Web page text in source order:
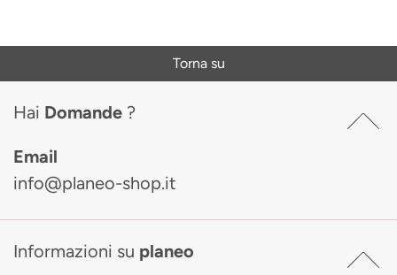
Torna su
Hai Domande ?
Email
info@planeo-shop.it
Informazioni su planeo